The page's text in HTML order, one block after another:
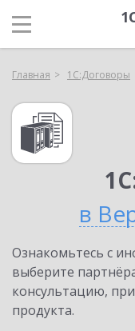
Главная 1С:Договоры
в
Ознакомьтесь с
выберите
консультацию,
продукта.